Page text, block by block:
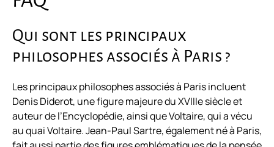
Qui sont les principaux
philosophes associés à Paris ?
Les principaux philosophes associés à Paris incluent
Denis Diderot, une figure majeure du XVIIIe siècle et
auteur de l’Encyclopédie, ainsi que Voltaire, qui a vécu
au quai Voltaire. Jean-Paul Sartre, également né à Paris,